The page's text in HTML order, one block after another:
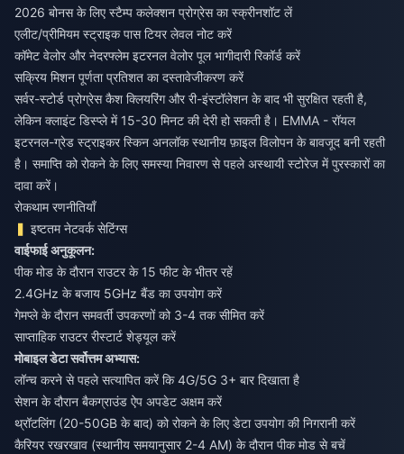
2026 बोनस के लिए स्टैम्प कलेक्शन प्रोग्रेस का स्क्रीनशॉट लें
एलीट/प्रीमियम स्ट्राइक पास टियर लेवल नोट करें
कॉमेट वेलोर और नेदरफ्लेम इटरनल वेलोर पूल भागीदारी रिकॉर्ड करें
सक्रिय मिशन पूर्णता प्रतिशत का दस्तावेजीकरण करें
सर्वर-स्टोर्ड प्रोग्रेस कैश क्लियरिंग और री-इंस्टॉलेशन के बाद भी सुरक्षित रहती है,
लेकिन क्लाइंट डिस्प्ले में 15-30 मिनट की देरी हो सकती है। EMMA - रॉयल
इटरनल-ग्रेड स्ट्राइकर स्किन अनलॉक स्थानीय फ़ाइल विलोपन के बावजूद बनी रहती
है। समाप्ति को रोकने के लिए समस्या निवारण से पहले अस्थायी स्टोरेज में पुरस्कारों का
दावा करें।
रोकथाम रणनीतियाँ
इष्टतम नेटवर्क सेटिंग्स
वाईफाई अनुकूलन:
पीक मोड के दौरान राउटर के 15 फीट के भीतर रहें
2.4GHz के बजाय 5GHz बैंड का उपयोग करें
गेमप्ले के दौरान समवर्ती उपकरणों को 3-4 तक सीमित करें
साप्ताहिक राउटर रीस्टार्ट शेड्यूल करें
मोबाइल डेटा सर्वोत्तम अभ्यास:
लॉन्च करने से पहले सत्यापित करें कि 4G/5G 3+ बार दिखाता है
सेशन के दौरान बैकग्राउंड ऐप अपडेट अक्षम करें
थ्रॉटलिंग (20-50GB के बाद) को रोकने के लिए डेटा उपयोग की निगरानी करें
कैरियर रखरखाव (स्थानीय समयानुसार 2-4 AM) के दौरान पीक मोड से बचें